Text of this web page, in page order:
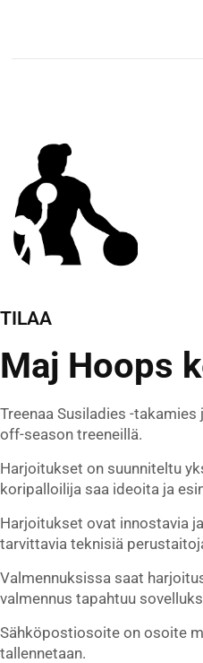
TILAA
Maj Hoops
Treenaa Susiladies -
off-season treeneillä.
Harjoitukset on suunniteltu
koripalloilija saa ideoita ja
Harjoitukset ovat innostavia
tarvittavia teknisiä
Valmennuksissa saat
valmennus tapahtuu
Sähköpostiosoite on osoite
tallennetaan.